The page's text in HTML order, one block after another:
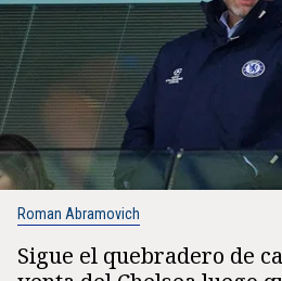
Roman Abramovich
Sigue el quebradero de